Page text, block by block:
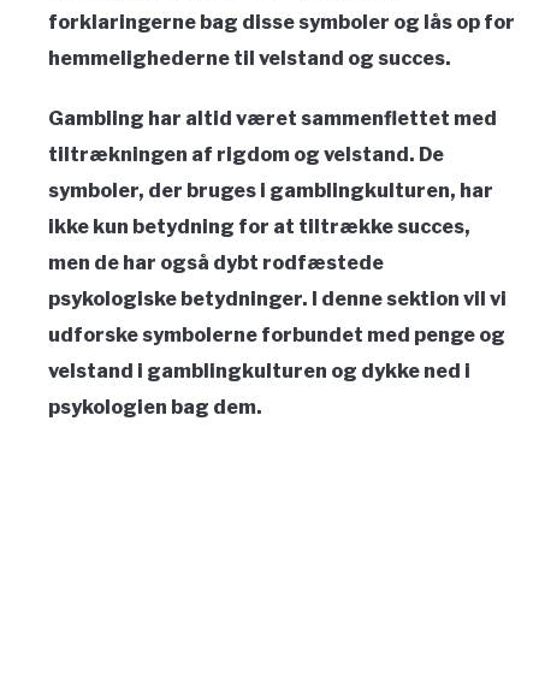
forklaringerne bag disse symboler og lås op for
hemmelighederne til velstand og succes.
Gambling har altid været sammenflettet med
tiltrækningen af rigdom og velstand. De
symboler, der bruges i gamblingkulturen, har
ikke kun betydning for at tiltrække succes,
men de har også dybt rodfæstede
psykologiske betydninger. I denne sektion vil vi
udforske symbolerne forbundet med penge og
velstand i gamblingkulturen og dykke ned i
psykologien bag dem.